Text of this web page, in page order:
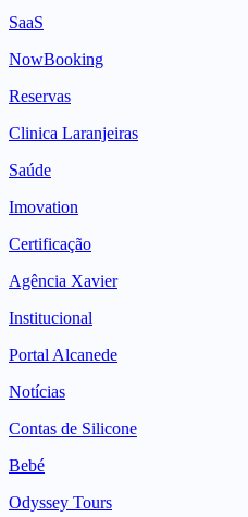
SaaS
NowBooking
Reservas
Clinica Laranjeiras
Saúde
Imovation
Certificação
Agência Xavier
Institucional
Portal Alcanede
Notícias
Contas de Silicone
Bebé
Odyssey Tours